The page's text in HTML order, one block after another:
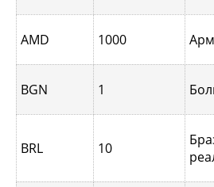
AMD 1000
BGN 1
BRL 10